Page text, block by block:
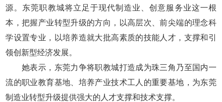
源。东莞职教城将立足于现代制造业、创意服务业这一根
本，把握产业转型升级的方向，以高层次、前尖端的理念科
学设置专业，以培养造就大批高素质的技能人才，支撑和引
领创新型经济发展。
她表示，东莞力争将职教城打造成为珠三角乃至国内一
流的职业教育基地、培养产业技术工人的重要基地，为东莞
制造业转型升级提供强大的人才支撑和技术支撑。